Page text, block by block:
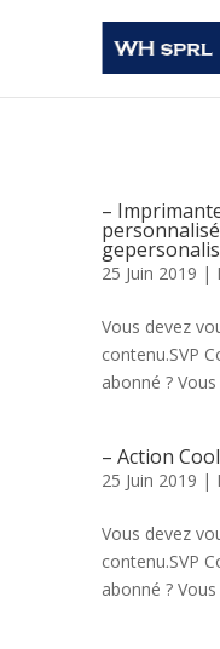
–
25 Juin 2019 |
Vous devez
contenu.SVP
abonné ?
– Action
25 Juin 2019 |
Vous devez
contenu.SVP
abonné ?